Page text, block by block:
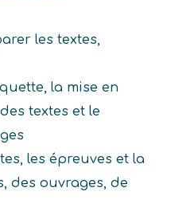
les textes,
la mise en
textes et le
les épreuves et la
des ouvrages, de